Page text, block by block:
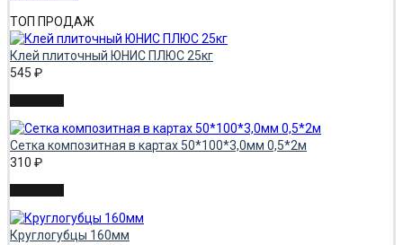
ТОП ПРОДАЖ
Клей плиточный ЮНИС ПЛЮС 25кг
545 ₽
Сетка композитная в картах 50*100*3,0мм 0,5*2м
310 ₽
Круглогубцы 160мм